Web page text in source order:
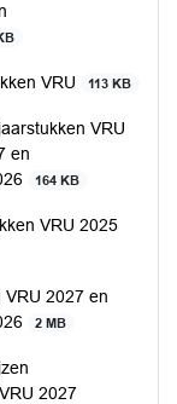
VRU 113 KB
VRU
en
164 KB
VRU 2025
2027 en
2 MB
2027